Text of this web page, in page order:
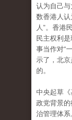
认为自己
数香港人认
人”。香港
民主权利
事当作对“
示了，北
的。
中央起草
政党背景
治管理体